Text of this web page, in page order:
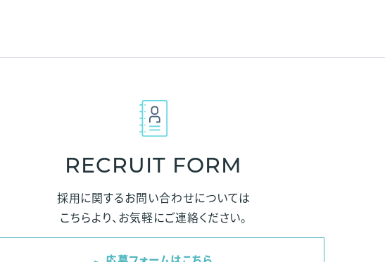
RECRUIT FORM
採用に関するお問い合わせについては
こちらより、お気軽にご連絡ください。